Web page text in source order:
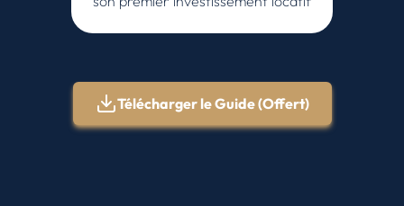
Télécharger le Guide (Offert)